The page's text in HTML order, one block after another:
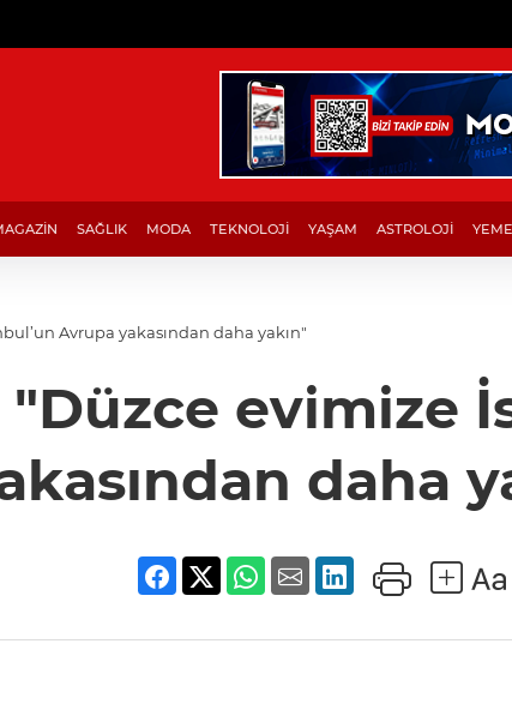
SAĞLIK MODA TEKNOLOJİ YAŞAM ASTROLOJİ
Avrupa yakasından daha yakın"
"Düzce evimize
daha